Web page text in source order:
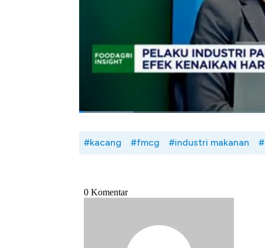
Seperti apa strategi pengembangan
PT Gunanusa
Box, CNBC Indonesia (Selasa, 05/05/2026)
#kacang #fmcg #industri makanan